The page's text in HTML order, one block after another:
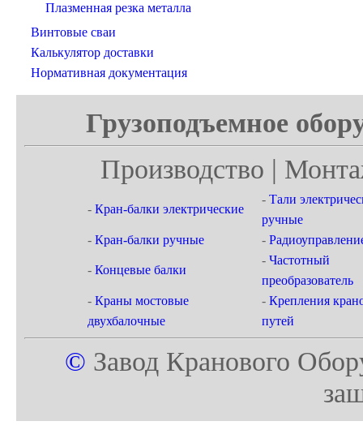
Плазменная резка металла
Винтовые сваи
Калькулятор доставки
Нормативная документация
Грузоподъемное
Производство |
- Кран-балки электрические
- Тали
ручные
- Кран-балки ручные -
- Концевые балки
- Частотный
преобразователь
- Краны мостовые
двухбалочные
- Крепления
путей
© Завод Кранового